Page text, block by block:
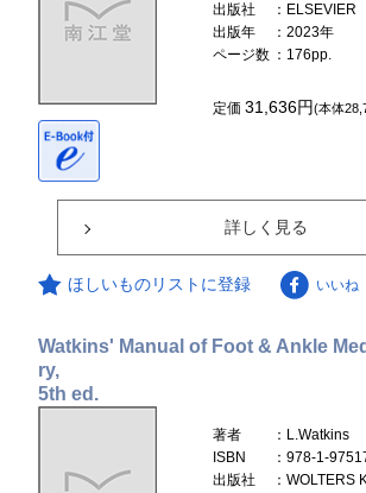
出版社
：ELSEVIER
出版年
：2023年
ページ数 ：176pp.
定価31,636円(本体
詳しく見る
ほしいものリストに登録 いいね
Watkins' Manual of Foot & Ankle
ry,
5th ed.
著者
：L.Watkins
ISBN
：978-1-
出版社
：WOLTERS